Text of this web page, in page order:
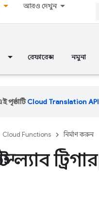
আরও দেখুন
রেফারেন্স নমুনা
পৃষ্ঠাটিCloud Translation API
Cloud Functions নির্মাণ করুন
ল্যাব ট্রিগার